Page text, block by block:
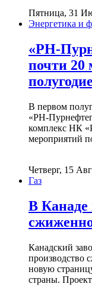
Пятница, 31
Энергетика и
«РН-
почти 20
В первом
«РН-
комплекс НК
мероприятий
Четверг, 15
Газ
В Канаде
Канадский
производство
новую
страны.